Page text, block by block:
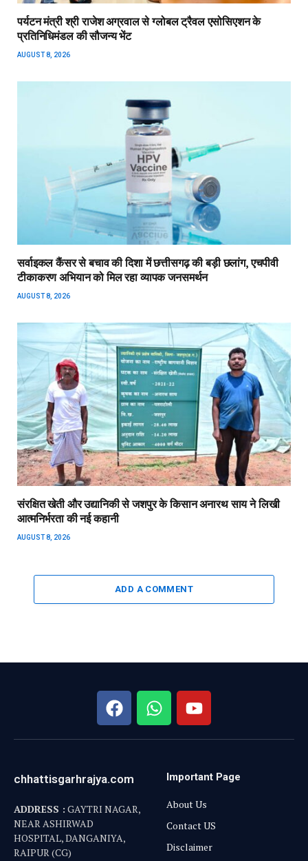
पर्यटन मंत्री श्री राजेश अग्रवाल से ग्लोबल ट्रैवल एसोसिएशन के
प्रतिनिधिमंडल की सौजन्य भेंट
AUGUST 8, 2026
सर्वाइकल कैंसर से बचाव की दिशा में छत्तीसगढ़ की बड़ी छलांग, एचपीवी
टीकाकरण अभियान को मिल रहा व्यापक जनसमर्थन
AUGUST 8, 2026
संरक्षित खेती और उद्यानिकी से जशपुर के किसान अनारथ साय ने लिखी
आत्मनिर्भरता की नई कहानी
AUGUST 8, 2026
ADD A COMMENT
chhattisgarhrajya.com
ADDRESS : GAYTRI NAGAR,
NEAR ASHIRWAD
HOSPITAL, DANGANIYA,
RAIPUR (CG)
Important Page
About Us
Contact US
Disclaimer